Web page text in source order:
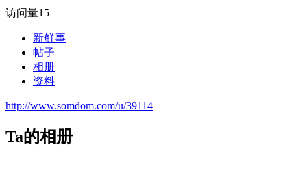
访问量15
新鲜事
帖子
相册
资料
http://www.somdom.com/u/39114
Ta的相册